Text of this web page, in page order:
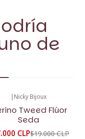
de
| Nicky Bijoux
Tweed Flúor
Seda
CLP$19.000 CLP